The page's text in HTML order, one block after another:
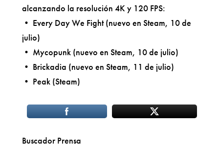
alcanzando la resolución 4K y 120 FPS:
• Every Day We Fight (nuevo en Steam, 10 de
julio)
• Mycopunk (nuevo en Steam, 10 de julio)
• Brickadia (nuevo en Steam, 11 de julio)
• Peak (Steam)
Buscador Prensa